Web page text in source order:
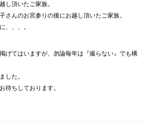
し頂いたご家族。
さんのお宮参りの後にお越し頂いたご家族。
、、、。
げてはいますが、勿論毎年は『撮らない』でも構
した。
待ちしております。